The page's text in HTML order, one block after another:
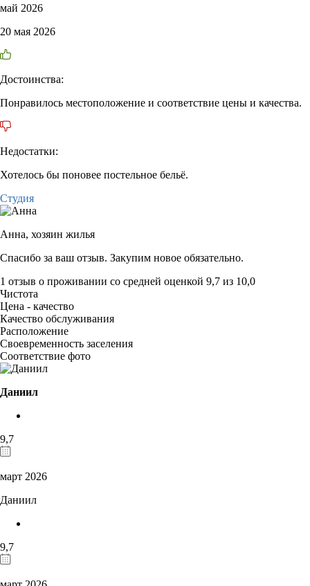
май 2026
20 мая 2026
Достоинства:
Понравилось местоположение и соответствие цены и качества.
Недостатки:
Хотелось бы поновее постельное бельё.
Студия
Анна, хозяин жилья
Спасибо за ваш отзыв. Закупим новое обязательно.
1 отзыв о проживании со средней оценкой 9,7 из 10,0
Чистота
Цена - качество
Качество обслуживания
Расположение
Своевременность заселения
Соответствие фото
Даниил
9,7
март 2026
Даниил
9,7